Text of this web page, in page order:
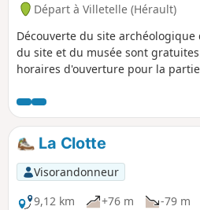
Départ à Villetelle (Hérault)
Découverte du site archéologique
du site et du musée sont
horaires d'ouverture pour la
Lunel.
La Clotte
Visorandonneur
9,12 km
+76 m -79 m